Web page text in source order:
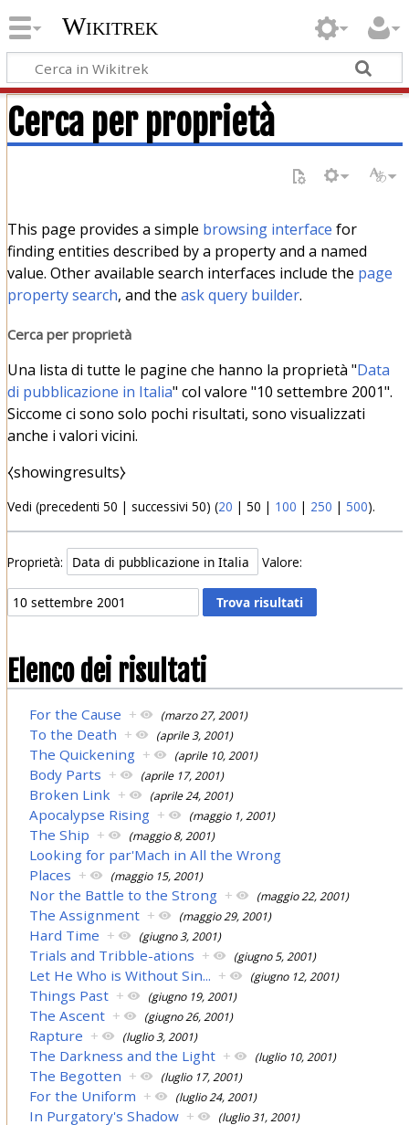
Wikitrek
Cerca per proprietà
This page provides a simple browsing interface for
finding entities described by a property and a named
value. Other available search interfaces include the page
property search, and the ask query builder.
Cerca per proprietà
Una lista di tutte le pagine che hanno la proprietà "Data
di pubblicazione in Italia" col valore "10 settembre 2001".
Siccome ci sono solo pochi risultati, sono visualizzati
anche i valori vicini.
⧼showingresults⧽
Vedi (precedenti 50 | successivi 50) (20 | 50 | 100 | 250 | 500).
Proprietà: Valore:
Elenco dei risultati
For the Cause + (marzo 27, 2001)
To the Death + (aprile 3, 2001)
The Quickening + (aprile 10, 2001)
Body Parts + (aprile 17, 2001)
Broken Link + (aprile 24, 2001)
Apocalypse Rising + (maggio 1, 2001)
The Ship + (maggio 8, 2001)
Looking for par'Mach in All the Wrong
Places + (maggio 15, 2001)
Nor the Battle to the Strong + (maggio 22, 2001)
The Assignment + (maggio 29, 2001)
Hard Time + (giugno 3, 2001)
Trials and Tribble-ations + (giugno 5, 2001)
Let He Who is Without Sin... + (giugno 12, 2001)
Things Past + (giugno 19, 2001)
The Ascent + (giugno 26, 2001)
Rapture + (luglio 3, 2001)
The Darkness and the Light + (luglio 10, 2001)
The Begotten + (luglio 17, 2001)
For the Uniform + (luglio 24, 2001)
In Purgatory's Shadow + (luglio 31, 2001)